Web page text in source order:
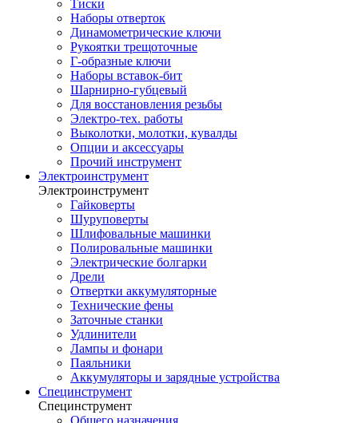
Тиски
Наборы отверток
Динамометрические ключи
Рукоятки трещоточные
Г-образные ключи
Наборы вставок-бит
Шарнирно-губцевый
Для восстановления резьбы
Электро-тех. работы
Выколотки, молотки, кувалды
Опции и аксессуары
Прочий инструмент
Электроинструмент
Электроинструмент
Гайковерты
Шуруповерты
Шлифовальные машинки
Полировальные машинки
Электрические болгарки
Дрели
Отвертки аккумуляторные
Технические фены
Заточные станки
Удлинители
Лампы и фонари
Паяльники
Аккумуляторы и зарядные устройства
Специнструмент
Специнструмент
Общего назначения